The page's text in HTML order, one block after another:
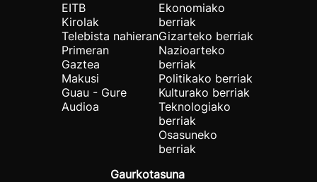
EITB
Kirolak
Telebista nahieran
Primeran
Gaztea
Makusi
Guau - Gure
Audioa
Ekonomiako
berriak
Gizarteko berriak
Nazioarteko
berriak
Politikako berriak
Kulturako berriak
Teknologiako
berriak
Osasuneko
berriak
Gaurkotasuna